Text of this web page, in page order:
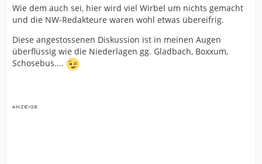
Wie dem auch sei, hier wird viel Wirbel um nichts gemacht
und die NW-Redakteure waren wohl etwas übereifrig.
Diese angestossenen Diskussion ist in meinen Augen
überflüssig wie die Niederlagen gg. Gladbach, Boxxum,
Schosebus....